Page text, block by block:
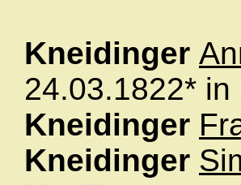
Kneidinger
24.03.1822*
Kneidinger
Kneidinger